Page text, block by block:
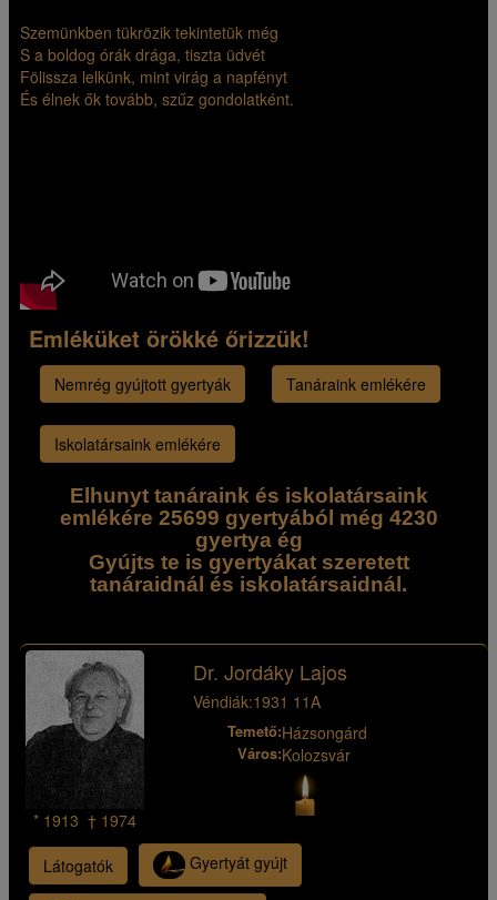
Szemünkben tükrözik tekintetük még
S a boldog órák drága, tiszta üdvét
Fölissza lelkünk, mint virág a napfényt
És élnek ők tovább, szűz gondolatként.
Emléküket örökké őrizzük!
Nemrég gyújtott gyertyák Tanáraink emlékére
Iskolatársaink emlékére
Elhunyt tanáraink és iskolatársaink
emlékére 25699 gyertyából még 4230
gyertya ég
Gyújts te is gyertyákat szeretett
tanáraidnál és iskolatársaidnál.
* 1913 † 1974
Dr. Jordáky Lajos
Véndiák:1931 11A
Temető:Házsongárd
Város:Kolozsvár
Látogatók Gyertyát gyújt